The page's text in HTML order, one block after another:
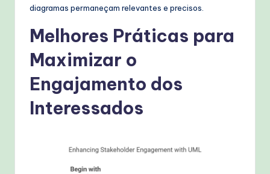
diagramas permaneçam relevantes e precisos.
Melhores Práticas para
Maximizar o
Engajamento dos
Interessados